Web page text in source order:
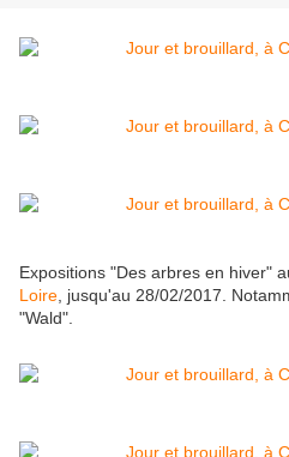
Expositions "Des arbres en hiver"
Loire , jusqu'au 28/02/2017.
"Wald".